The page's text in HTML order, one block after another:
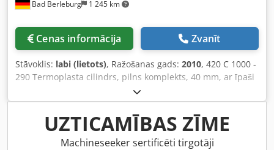
Bad Berleburg 1 245 km
Cenas informācija Zvanīt
Stāvoklis: labi (lietots), Ražošanas gads: 2010, 420 C 1000 -
290 Termoplasta cilindrs, pilns komplekts, 40 mm, ar īpaši
augstu nodilumizturību Vadības sistēma Selogica direct
Hidrauliskā sistēma ar 2 regulējamām sūkņiem Jubilejas
modelis GOLDEN EDITION Termoplasta apstrāde Atvērta
sprausla, 40 mm Sprauslas gals atvērtai sprauslai Sildītājs
atvērtai sprauslai Montāžas plākšņu komplekts 420,
UZTICAMĪBAS ZĪME
Machineseeker sertificēti tirgotāji